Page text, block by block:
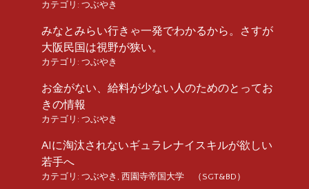
カテゴリ: つぶやき
みなとみらい行きゃ一発でわかるから。さすが
大阪民国は視野が狭い。
カテゴリ: つぶやき
お金がない、給料が少ない人のためのとってお
きの情報
カテゴリ: つぶやき
AIに淘汰されないギュラレナイスキルが欲しい
若手へ
カテゴリ: つぶやき , 西園寺帝国大学 （SGT&BD）